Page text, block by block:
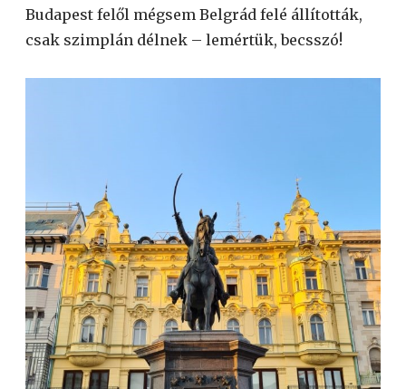
Budapest felől mégsem Belgrád felé állították,
csak szimplán délnek – lemértük, becsszó!